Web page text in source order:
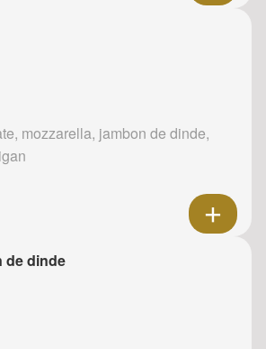
mozzarella, jambon de dinde,
de dinde